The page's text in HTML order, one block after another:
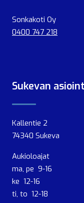
Sonkakoti Oy
0400 747 218
Sukevan
Kallentie 2
74340 Sukeva
Aukioloajat
ma, pe 9-16
ke 12-16
ti, to 12-18